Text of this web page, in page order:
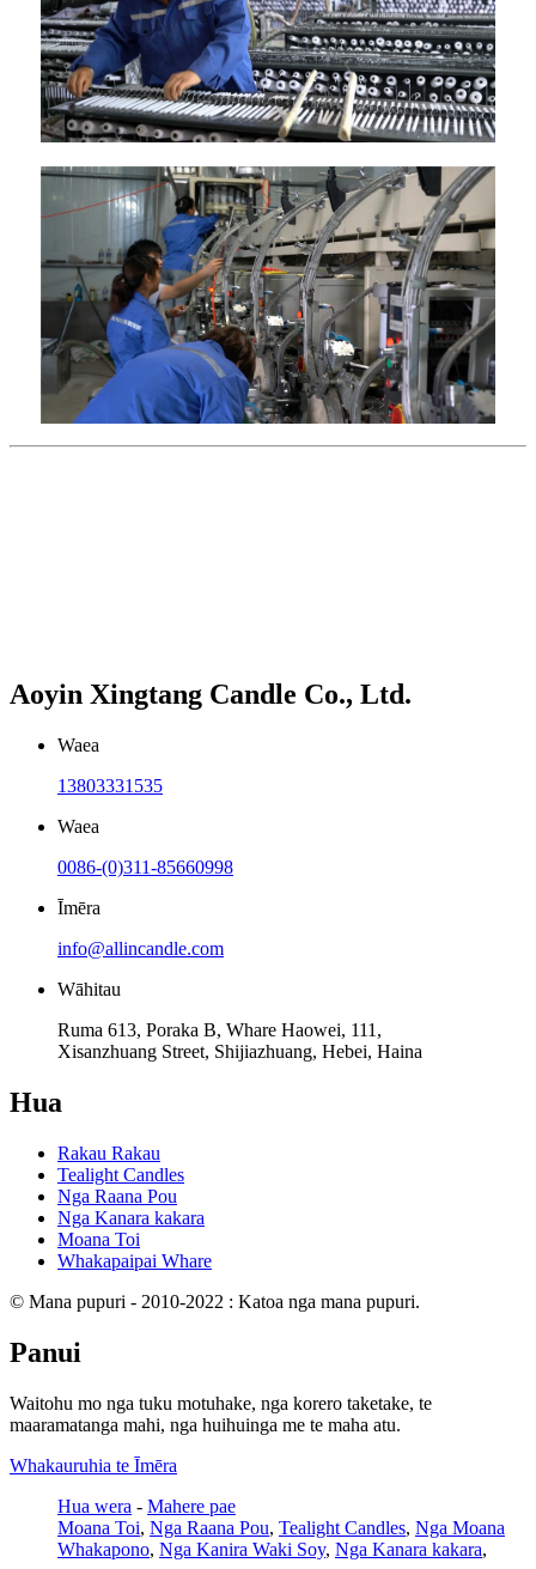
Aoyin Xingtang Candle Co., Ltd.
Waea
13803331535
Waea
0086-(0)311-85660998
Īmēra
info@allincandle.com
Wāhitau
Ruma 613, Poraka B, Whare Haowei, 111,
Xisanzhuang Street, Shijiazhuang, Hebei, Haina
Hua
Rakau Rakau
Tealight Candles
Nga Raana Pou
Nga Kanara kakara
Moana Toi
Whakapaipai Whare
© Mana pupuri - 2010-2022 : Katoa nga mana pupuri.
Panui
Waitohu mo nga tuku motuhake, nga korero taketake, te
maaramatanga mahi, nga huihuinga me te maha atu.
Whakauruhia te Īmēra
Hua wera - Mahere pae
Moana Toi, Nga Raana Pou, Tealight Candles, Nga Moana
Whakapono, Nga Kanira Waki ​​Soy, Nga Kanara kakara,